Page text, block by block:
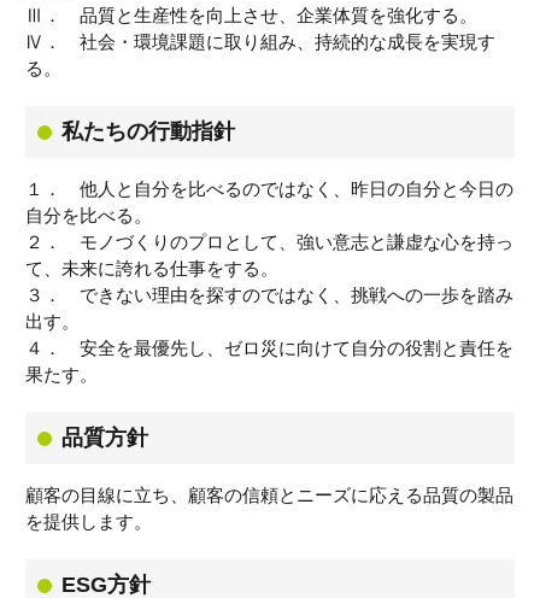
Ⅲ． 品質と生産性を向上させ、企業体質を強化する。
Ⅳ． 社会・環境課題に取り組み、持続的な成長を実現す
る。
私たちの行動指針
１． 他人と自分を比べるのではなく、昨日の自分と今日の
自分を比べる。
２． モノづくりのプロとして、強い意志と謙虚な心を持っ
て、未来に誇れる仕事をする。
３． できない理由を探すのではなく、挑戦への一歩を踏み
出す。
４． 安全を最優先し、ゼロ災に向けて自分の役割と責任を
果たす。
品質方針
顧客の目線に立ち、顧客の信頼とニーズに応える品質の製品
を提供します。
ESG方針